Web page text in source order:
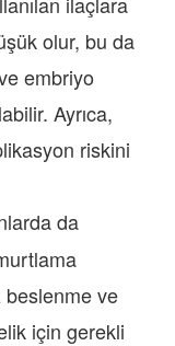
olur, bu da
embriyo
Ayrıca,
riskini
da
beslenme ve
için gerekli